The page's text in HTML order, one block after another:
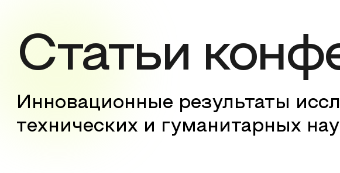
Статьи
Инновационные результаты
технических и гуманитарных